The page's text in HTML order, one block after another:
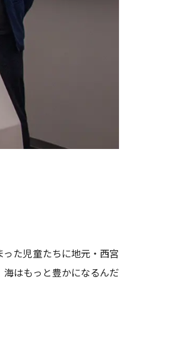
た児童たちに地元・西宮
はもっと豊かになるんだ